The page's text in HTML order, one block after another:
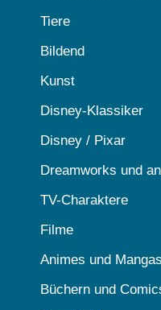
Tiere
Bildend
Kunst
Disney-Klassiker
Disney / Pixar
Dreamworks und
TV-Charaktere
Filme
Animes und Mangas
Büchern und